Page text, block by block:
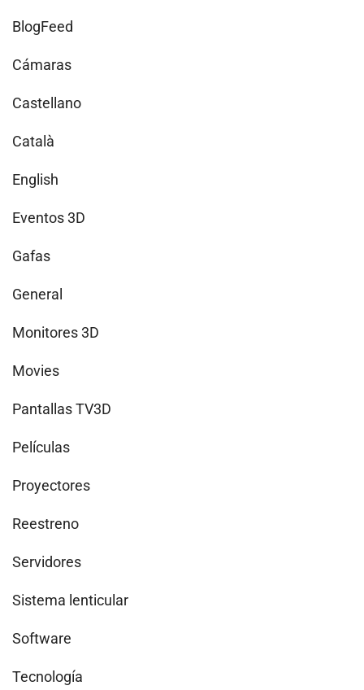
BlogFeed
Cámaras
Castellano
Català
English
Eventos 3D
Gafas
General
Monitores 3D
Movies
Pantallas TV3D
Películas
Proyectores
Reestreno
Servidores
Sistema lenticular
Software
Tecnología